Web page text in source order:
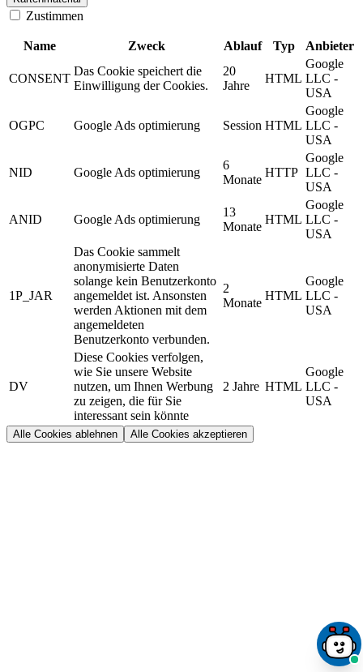
Zustimmen
Name Zweck Ablauf Typ Anbieter
CONSENT
Das Cookie speichert die
Einwilligung der Cookies.
20
Jahre
HTML
Google
LLC -
USA
OGPC Google Ads optimierung Session HTML
Google
LLC -
USA
NID Google Ads optimierung
6
Monate
HTTP
Google
LLC -
USA
ANID Google Ads optimierung
13
Monate
HTML
Google
LLC -
USA
1P_JAR
Das Cookie sammelt
anonymisierte Daten
solange kein Benutzerkonto
angemeldet ist. Ansonsten
werden Aktionen mit dem
angemeldeten
Benutzerkonto verbunden.
2
Monate
HTML
Google
LLC -
USA
DV
Diese Cookies verfolgen,
wie Sie unsere Website
nutzen, um Ihnen Werbung
zu zeigen, die für Sie
interessant sein könnte
2 Jahre HTML
Google
LLC -
USA
Alle Cookies ablehnen Alle Cookies akzeptieren